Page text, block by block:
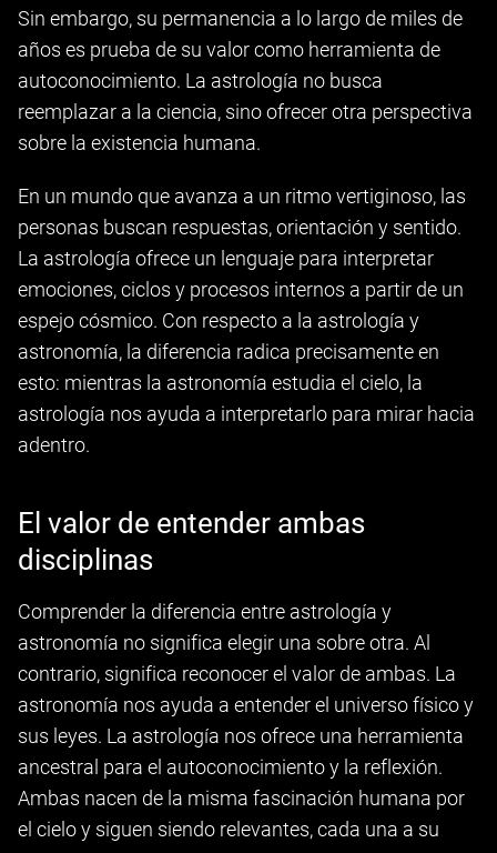
Sin embargo, su permanencia a lo largo de miles de
años es prueba de su valor como herramienta de
autoconocimiento. La astrología no busca
reemplazar a la ciencia, sino ofrecer otra perspectiva
sobre la existencia humana.
En un mundo que avanza a un ritmo vertiginoso, las
personas buscan respuestas, orientación y sentido.
La astrología ofrece un lenguaje para interpretar
emociones, ciclos y procesos internos a partir de un
espejo cósmico. Con respecto a la astrología y
astronomía, la diferencia radica precisamente en
esto: mientras la astronomía estudia el cielo, la
astrología nos ayuda a interpretarlo para mirar hacia
adentro.
El valor de entender ambas
disciplinas
Comprender la diferencia entre astrología y
astronomía no significa elegir una sobre otra. Al
contrario, significa reconocer el valor de ambas. La
astronomía nos ayuda a entender el universo físico y
sus leyes. La astrología nos ofrece una herramienta
ancestral para el autoconocimiento y la reflexión.
Ambas nacen de la misma fascinación humana por
el cielo y siguen siendo relevantes, cada una a su